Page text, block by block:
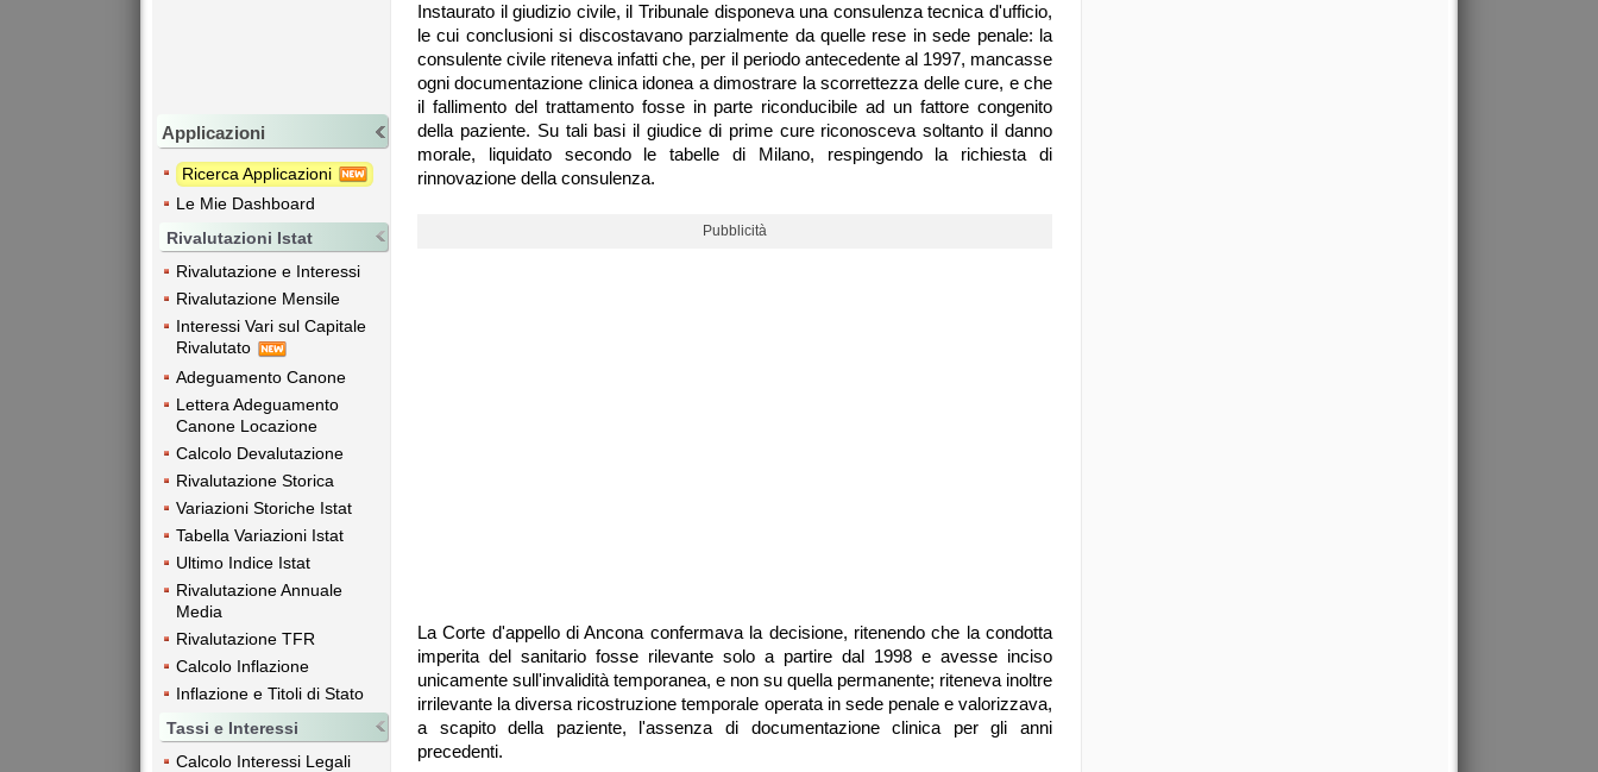
Applicazioni
Ricerca Applicazioni
Le Mie Dashboard
Rivalutazioni Istat
Rivalutazione e Interessi
Rivalutazione Mensile
Interessi Vari sul Capitale
Rivalutato
Adeguamento Canone
Lettera Adeguamento
Canone Locazione
Calcolo Devalutazione
Rivalutazione Storica
Variazioni Storiche Istat
Tabella Variazioni Istat
Ultimo Indice Istat
Rivalutazione Annuale
Media
Rivalutazione TFR
Calcolo Inflazione
Inflazione e Titoli di Stato
Tassi e Interessi
Calcolo Interessi Legali
Instaurato il giudizio civile, il Tribunale disponeva una consulenza tecnica d'ufficio,
le cui conclusioni si discostavano parzialmente da quelle rese in sede penale: la
consulente civile riteneva infatti che, per il periodo antecedente al 1997, mancasse
ogni documentazione clinica idonea a dimostrare la scorrettezza delle cure, e che
il fallimento del trattamento fosse in parte riconducibile ad un fattore congenito
della paziente. Su tali basi il giudice di prime cure riconosceva soltanto il danno
morale, liquidato secondo le tabelle di Milano, respingendo la richiesta di
rinnovazione della consulenza.
Pubblicità
La Corte d'appello di Ancona confermava la decisione, ritenendo che la condotta
imperita del sanitario fosse rilevante solo a partire dal 1998 e avesse inciso
unicamente sull'invalidità temporanea, e non su quella permanente; riteneva inoltre
irrilevante la diversa ricostruzione temporale operata in sede penale e valorizzava,
a scapito della paziente, l'assenza di documentazione clinica per gli anni
precedenti.